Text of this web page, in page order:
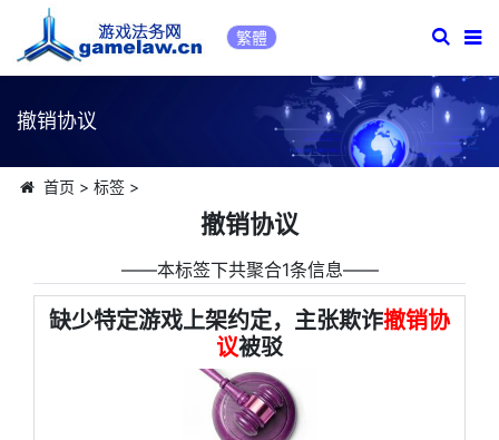
繁體
撤销协议
首页 > 标签>
撤销协议
――本标签下共聚合1条信息――
缺少特定游戏上架约定，主张欺诈撤销协
议被驳